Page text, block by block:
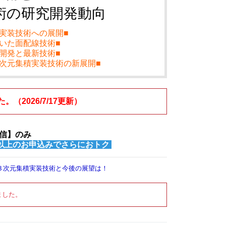
研究開発動向
装技術への展開■
た面配線技術■
発と最新技術■
元集積実装技術の新展開■
（2026/7/17更新）
】のみ
のお申込みでさらにおトク
元集積実装技術と今後の展望は！
た。